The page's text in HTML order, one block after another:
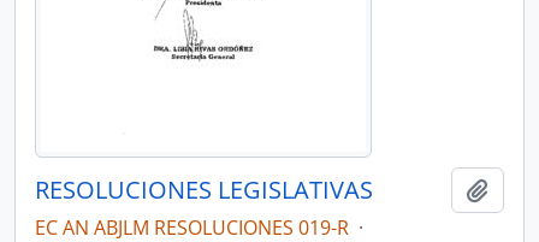
RESOLUCIONES LEGISLATIVAS
EC AN ABJLM RESOLUCIONES 019-R ·